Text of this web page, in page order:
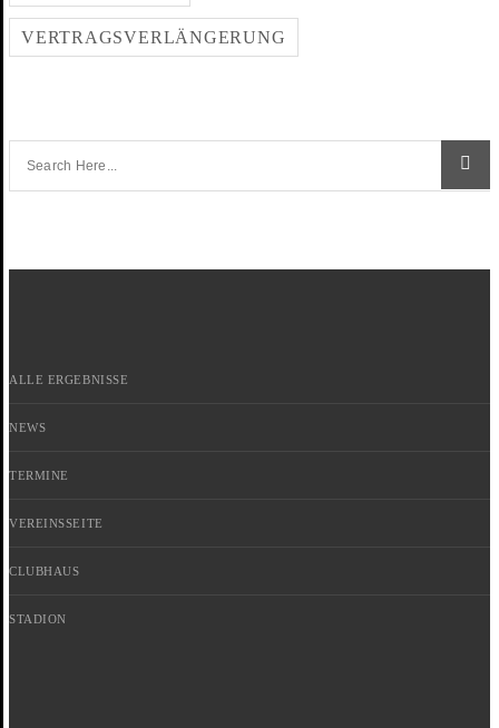
VERTRAGSVERLÄNGERUNG
ALLE ERGEBNISSE
NEWS
TERMINE
VEREINSSEITE
CLUBHAUS
STADION